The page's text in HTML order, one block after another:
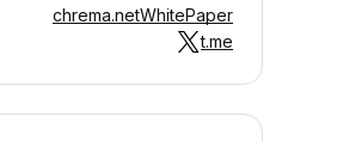
chrema.netWhitePaper
t.me